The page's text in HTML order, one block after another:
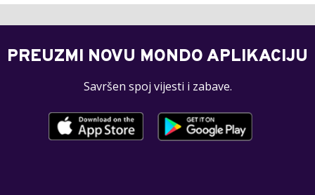
PREUZMI NOVU MONDO APLIKACIJU
Savršen spoj vijesti i zabave.